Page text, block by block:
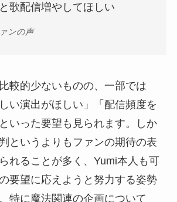
歌配信増やしてほしい
ンの声
較的少ないものの、一部では
い演出がほしい」「配信頻度を
いった要望も見られます。しか
というよりもファンの期待の表
れることが多く、Yumi本人も可
要望に応えようと努力する姿勢
特に魔法関連の企画について